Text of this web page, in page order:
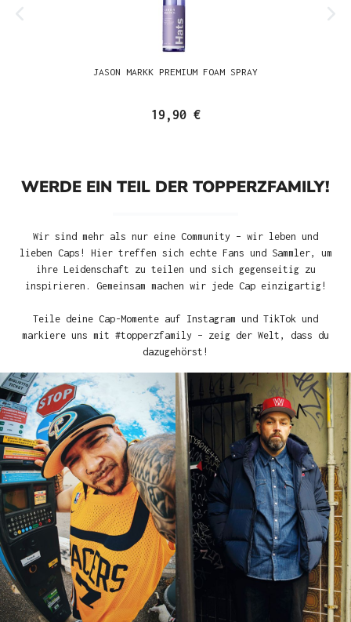
JASON MARKK PREMIUM FOAM SPRAY
19,90 €
WERDE EIN TEIL DER TOPPERZFAMILY!
Wir sind mehr als nur eine Community – wir leben und
lieben Caps! Hier treffen sich echte Fans und Sammler, um
ihre Leidenschaft zu teilen und sich gegenseitig zu
inspirieren. Gemeinsam machen wir jede Cap einzigartig!
Teile deine Cap-Momente auf Instagram und TikTok und
markiere uns mit #topperzfamily – zeig der Welt, dass du
dazugehörst!